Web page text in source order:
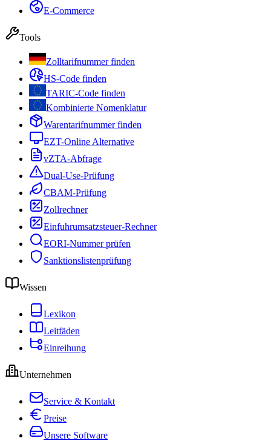
E-Commerce
Tools
Zolltarifnummer finden
HS-Code finden
TARIC-Code finden
Kombinierte Nomenklatur
Warentarifnummer finden
EZT-Online Alternative
vZTA-Abfrage
Dual-Use-Prüfung
CBAM-Prüfung
Zollrechner
Einfuhrumsatzsteuer-Rechner
EORI-Nummer prüfen
Sanktionslistenprüfung
Wissen
Lexikon
Leitfäden
Einreihung
Unternehmen
Service & Kontakt
Preise
Unsere Software